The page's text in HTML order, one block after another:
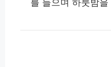
를 들으며 하룻밤